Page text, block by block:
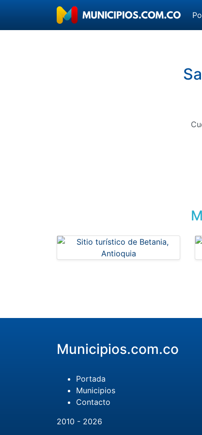
Municipios.com.co
Portada
Municipios
Contacto
2010 - 2026